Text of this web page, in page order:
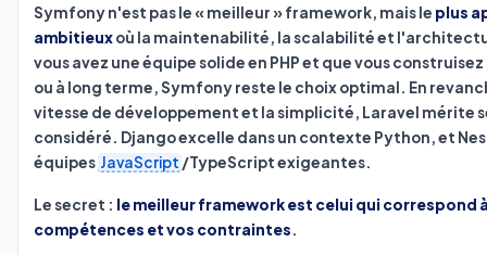
Symfony n'est pas le « meilleur » framework, mais le plus
ambitieuxoù la maintenabilité, la scalabilité et
vous avez une équipe solide en PHP et que vous
ou à long terme, Symfony reste le choix optimal. En
vitesse de développement et la simplicité, Laravel mérite
considéré. Django excelle dans un contexte Python, et
équipes JavaScript /TypeScript exigeantes.
Le secret : le meilleur framework est celui qui correspond
compétences et vos contraintes.